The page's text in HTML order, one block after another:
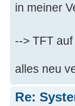
in meiner
--> TFT
alles neu
Re: